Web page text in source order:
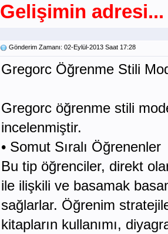
Gelişimin adresi...
Gönderim Zamanı: 02-Eylül-2013 Saat 17:28
Gregorc Öğrenme Stili
Gregorc öğrenme stili
incelenmiştir.
• Somut Sıralı Öğrenenler
Bu tip öğrenciler, direkt
ile ilişkili ve basamak
sağlarlar. Öğrenim
kitapların kullanımı,